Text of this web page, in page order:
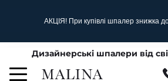
АКЦІЯ! При купівлі шпалер знижка
Дизайнерські шпалери від